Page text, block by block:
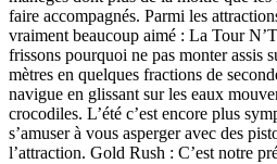
faire accompagnés. Parmi les
vraiment beaucoup aimé : La Tour
frissons pourquoi ne pas monter assis
mètres en quelques fractions de
navigue en glissant sur les eaux
crocodiles. L’été c’est encore plus
s’amuser à vous asperger avec des
l’attraction. Gold Rush : C’est notre